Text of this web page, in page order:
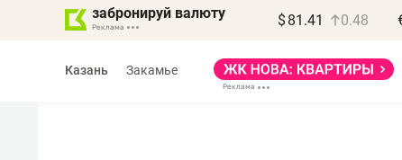
забронируй валюту $ 81.41 0.48
Казань Закамье